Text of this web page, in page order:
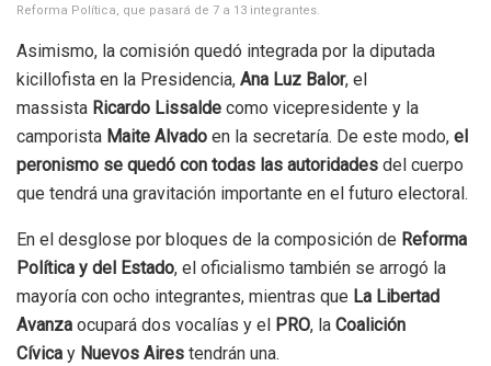
Reforma Política, que pasará de 7 a 13 integrantes.
Asimismo, la comisión quedó integrada por la diputada
kicillofista en la Presidencia, Ana Luz Balor, el
massista Ricardo Lissalde como vicepresidente y la
camporista Maite Alvado en la secretaría. De este modo, el
peronismo se quedó con todas las autoridades del cuerpo
que tendrá una gravitación importante en el futuro electoral.
En el desglose por bloques de la composición de Reforma
Política y del Estado, el oficialismo también se arrogó la
mayoría con ocho integrantes, mientras que La Libertad
Avanza ocupará dos vocalías y el PRO, la Coalición
Cívica y Nuevos Aires tendrán una.